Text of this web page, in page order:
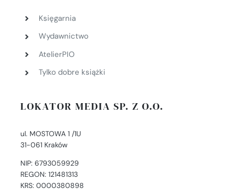
Księgarnia
Wydawnictwo
AtelierPIO
Tylko dobre książki
LOKATOR MEDIA SP. Z O.O.
ul. MOSTOWA 1 /1U
31-061 Kraków
NIP: 6793059929
REGON: 121481313
KRS: 0000380898